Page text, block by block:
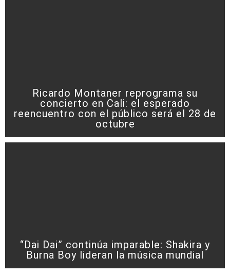
Ricardo Montaner reprograma su
concierto en Cali: el esperado
reencuentro con el público será el 28 de
octubre
“Dai Dai” continúa imparable: Shakira y
Burna Boy lideran la música mundial